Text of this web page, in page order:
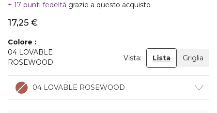
17 punti fedeltà grazie a questo acquisto
17,25 €
Colore
04 LOVABLE
ROSEWOOD
Vista: Lista Griglia
04 LOVABLE ROSEWOOD